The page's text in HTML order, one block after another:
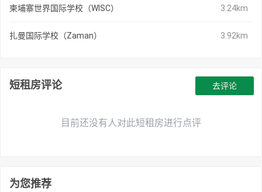
柬埔寨世界国际学校（WISC） 3.24km
扎曼国际学校（Zaman） 3.92km
短租房评论
目前还没有人对此短租房进行点评
去评论
为您推荐